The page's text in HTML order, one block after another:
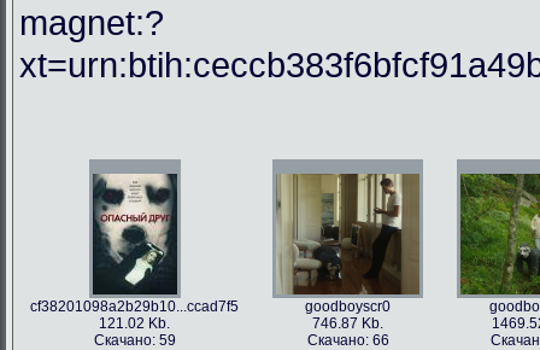
magnet:?
cf38201098a2b29b10...ccad7f5
121.02 Kb.
Скачано: 59
goodboyscr0
746.87 Kb.
Скачано: 66